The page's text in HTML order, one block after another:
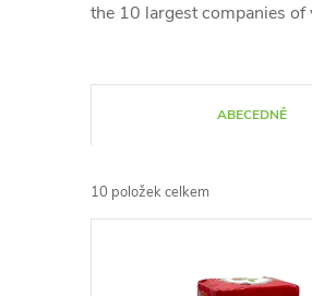
the 10 largest companies
a
z
ABECEDNĚ
10 položek celkem